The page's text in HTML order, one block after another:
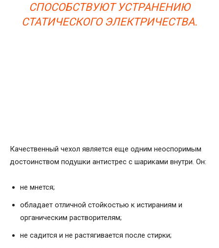
СПОСОБСТВУЮТ УСТРАНЕНИЮ
СТАТИЧЕСКОГО ЭЛЕКТРИЧЕСТВА.
Качественный чехол является еще одним неоспоримым
достоинством подушки антистрес с шариками внутри. Он:
не мнется;
обладает отличной стойкостью к истираниям и
органическим растворителям;
не садится и не растягивается после стирки;